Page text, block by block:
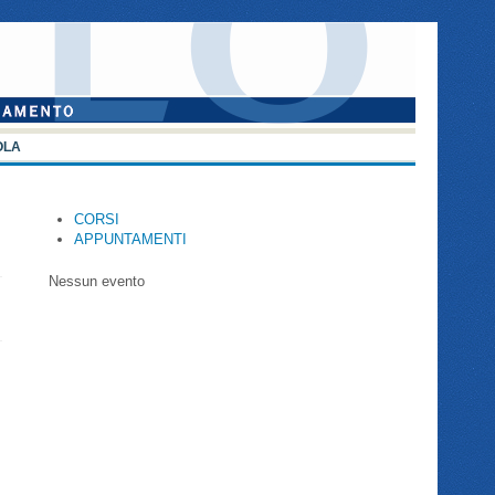
CORSI
APPUNTAMENTI
Nessun evento